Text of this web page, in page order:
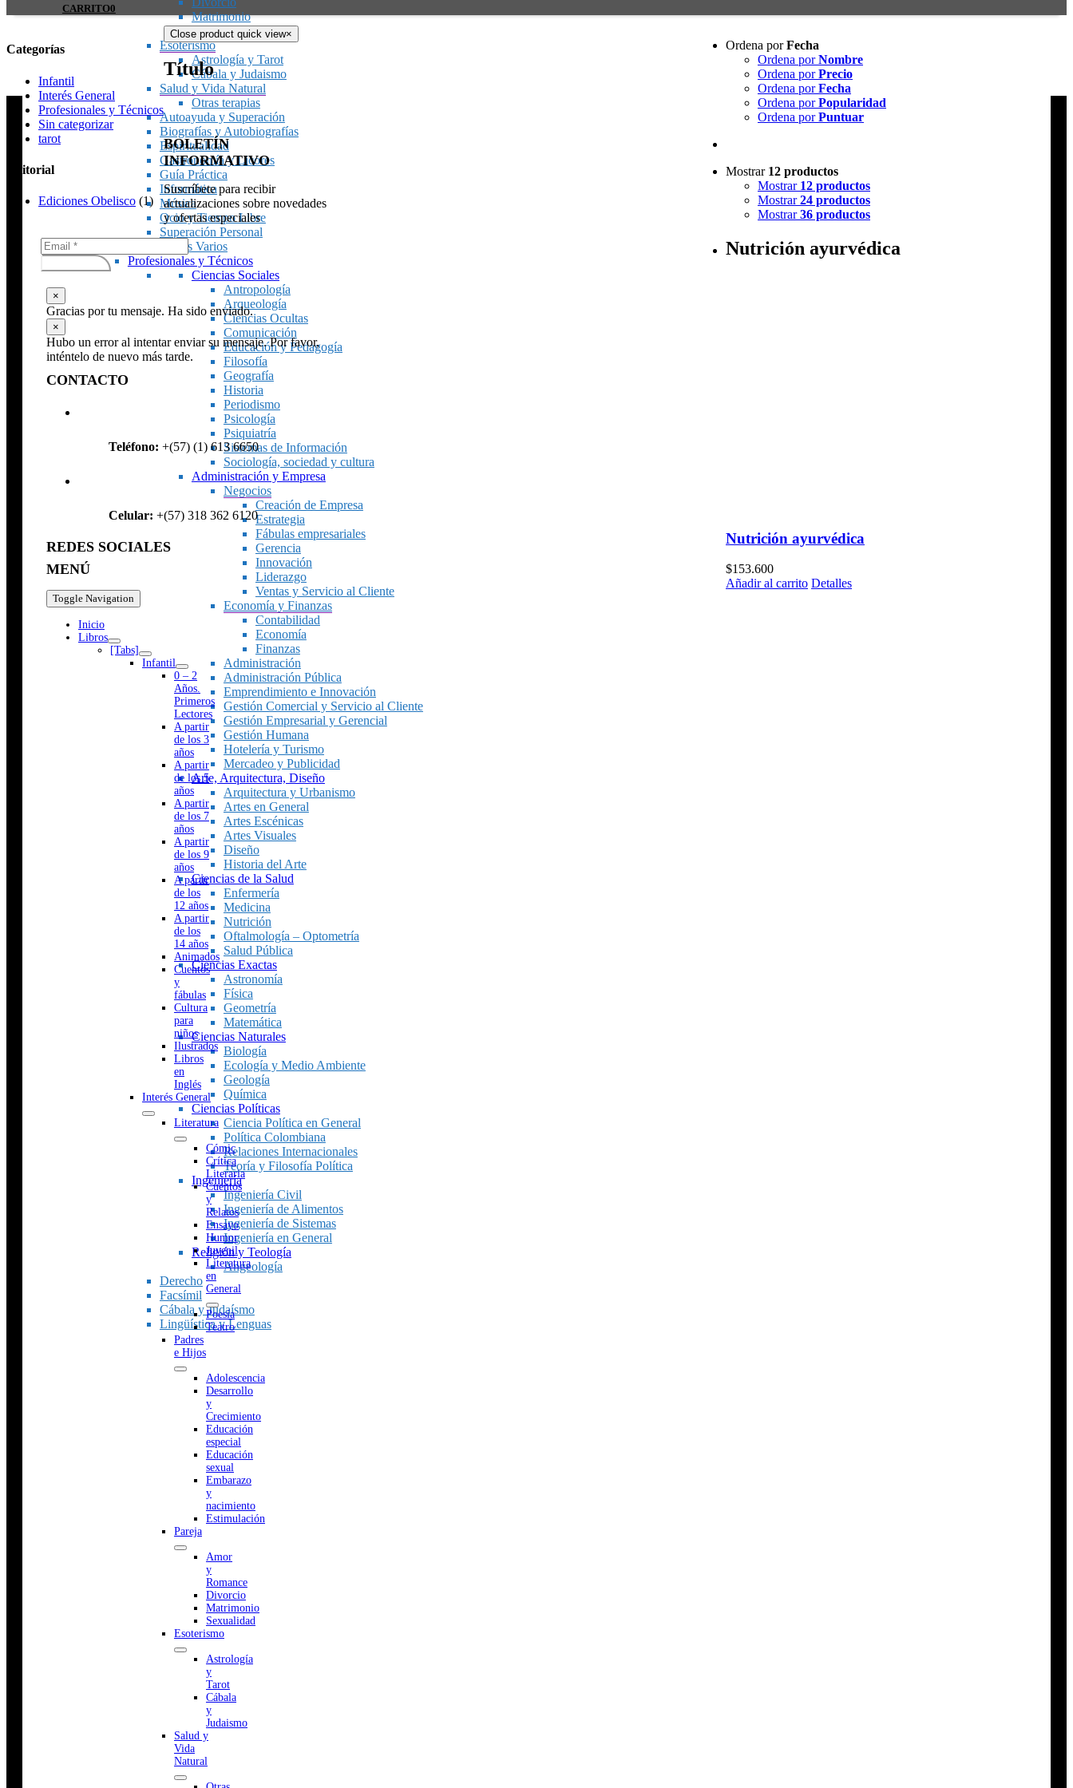
Matrimonio
Sexualidad
Esoterismo
Astrología y Tarot
Cábala y Judaismo
Salud y Vida Natural
Otras terapias
Autoayuda y Superación
Biografías y Autobiografías
Espiritualidad
Gastronomía y Licores
Guía Práctica
Informática
Música
Ocio y Tiempo Libre
Superación Personal
Temas Varios
Profesionales y Técnicos
Ciencias Sociales
Antropología
Arqueología
Ciencias Ocultas
Comunicación
Educación y Pedagogía
Filosofía
Geografía
Historia
Periodismo
Psicología
Psiquiatría
Sistemas de Información
Sociología, sociedad y cultura
Administración y Empresa
Negocios
Creación de Empresa
Estrategia
Fábulas empresariales
Gerencia
Innovación
Liderazgo
Ventas y Servicio al Cliente
Economía y Finanzas
Contabilidad
Economía
Finanzas
Administración
Administración Pública
Emprendimiento e Innovación
Gestión Comercial y Servicio al Cliente
Gestión Empresarial y Gerencial
Gestión Humana
Hotelería y Turismo
Mercadeo y Publicidad
Arte, Arquitectura, Diseño
Arquitectura y Urbanismo
Artes en General
Artes Escénicas
Artes Visuales
Diseño
Historia del Arte
Ciencias de la Salud
Enfermería
Medicina
Nutrición
Oftalmología – Optometría
Salud Pública
Ciencias Exactas
Astronomía
Física
Geometría
Matemática
Ciencias Naturales
Biología
Ecología y Medio Ambiente
Geología
Química
Ciencias Políticas
Ciencia Política en General
Política Colombiana
Relaciones Internacionales
Teoría y Filosofía Política
Ingeniería
Ingeniería Civil
Ingeniería de Alimentos
Ingeniería de Sistemas
Ingeniería en General
Religión y Teología
Angeología
Derecho
Facsímil
Cábala y Judaísmo
Lingüística y Lenguas
CARRITO0
Ordena porFecha
Ordena porNombre
Ordena porPrecio
Ordena porFecha
Ordena porPopularidad
Ordena porPuntuar
Mostrar 12 productos
Mostrar 12 productos
Mostrar24 productos
Mostrar36 productos
Nutrición ayurvédica
Nutrición ayurvédica
$153.600
Añadir al carrito Detalles
Categorías
Infantil
Interés General
Profesionales y Técnicos
Sin categorizar
tarot
Editorial
Ediciones Obelisco (1)
Close product quick view×
Título
BOLETÍN
INFORMATIVO
Suscríbete para recibir
actualizaciones sobre novedades
y ofertas especiales
Subscribirse
×
Gracias por tu mensaje. Ha sido enviado.
×
Hubo un error al intentar enviar su mensaje. Por favor,
inténtelo de nuevo más tarde.
CONTACTO
Teléfono: +(57) (1) 613 6650
Celular: +(57) 318 362 6120
REDES SOCIALES
MENÚ
Toggle Navigation
Inicio
Libros
[Tabs]
Infantil
0 – 2
Años.
Primeros
Lectores
A partir
de los 3
años
A partir
de los 5
años
A partir
de los 7
años
A partir
de los 9
años
A partir
de los
12 años
A partir
de los
14 años
Animados
Cuentos
y
fábulas
Cultura
para
niños
Ilustrados
Libros
en
Inglés
Interés General
Literatura
Cómic
Crítica
Literaria
Cuentos
y
Relatos
Ensayo
Humor
Juvenil
Literatura
en
General
Poesía
Teatro
Padres
e Hijos
Adolescencia
Desarrollo
y
Crecimiento
Educación
especial
Educación
sexual
Embarazo
y
nacimiento
Estimulación
Pareja
Amor
y
Romance
Divorcio
Matrimonio
Sexualidad
Esoterismo
Astrología
y
Tarot
Cábala
y
Judaismo
Salud y
Vida
Natural